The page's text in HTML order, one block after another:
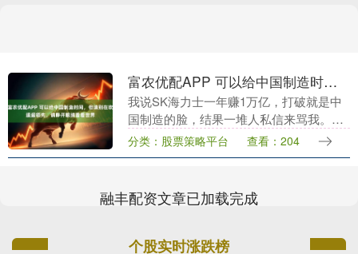
富农优配APP 可以给中国制造时间，但请别在吹遥遥领先，请睁开眼睛看看世界
我说SK海力士一年赚1万亿，打破就是中
国制造的脸，结果一堆人私信来骂我。我
就奇怪了，你们说我为什么不去研究芯
片，说我在这里吹牛，说我啥都不懂。 第
分类：股票策略平台 查看：204
融丰配资文章已加载完成
个股实时涨跌榜